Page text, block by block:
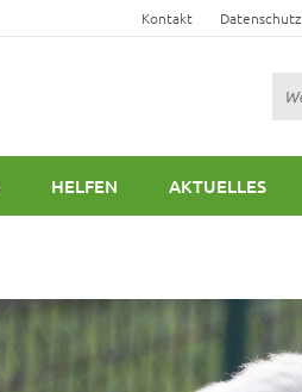
Kontakt Datenschutz
HELFEN AKTUELLES